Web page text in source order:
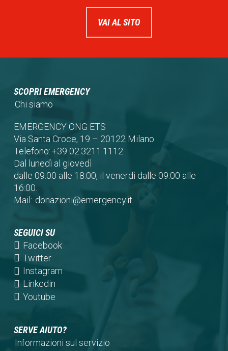
VAI AL SITO
SCOPRI EMERGENCY
Chi siamo
EMERGENCY ONG ETS
Via Santa Croce, 19 – 20122 Milano
Telefono:+39 02.3211.1112
Dal lunedì al giovedì
dalle 09:00 alle 18:00, il venerdì dalle 09:00 alle
16:00.
Mail: donazioni@emergency.it
SEGUICI SU
Facebook(opens
a
Twitter(opens
in
a
new
Instagram(opens
Linkedin(opens
in
tab)
Youtube(opens
new
tab)
SERVE AIUTO?
Informazioni sul servizio